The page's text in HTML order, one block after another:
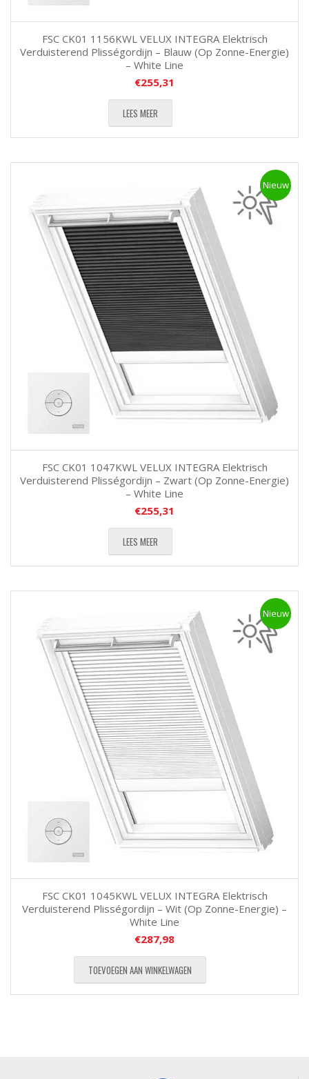
FSC CK01 1156KWL VELUX INTEGRA Elektrisch
Verduisterend Plisségordijn – Blauw (Op Zonne-Energie)
– White Line
€255,31
LEES MEER
Nieuw
FSC CK01 1047KWL VELUX INTEGRA Elektrisch
Verduisterend Plisségordijn – Zwart (Op Zonne-Energie)
– White Line
€255,31
LEES MEER
Nieuw
FSC CK01 1045KWL VELUX INTEGRA Elektrisch
Verduisterend Plisségordijn – Wit (Op Zonne-Energie) –
White Line
€287,98
TOEVOEGEN AAN WINKELWAGEN